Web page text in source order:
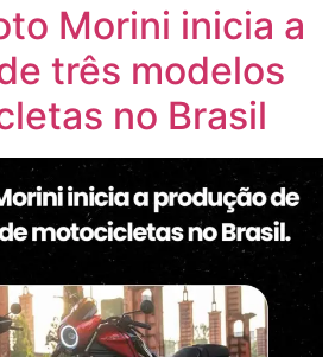
Morini inicia a
três modelos
no Brasil